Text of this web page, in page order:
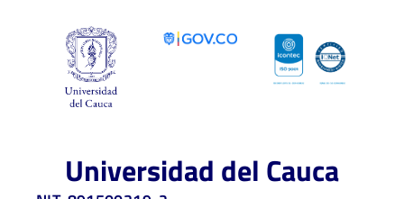
Universidad del Cauca